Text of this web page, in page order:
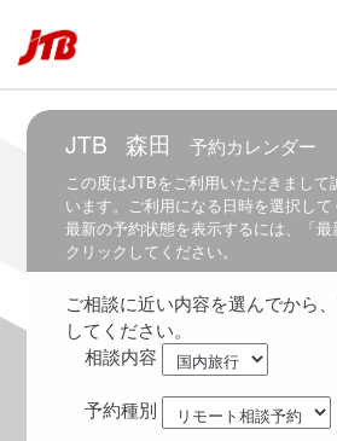
JTB 森田 予約カレンダー
この度はJTBをご利用いただきまし
います。ご利用になる日時を選択して
最新の予約状態を表示するには、「
クリックしてください。
ご相談に近い内容を選んでから
してください。
相談内容
予約種別
～
6:00
6:00
～
6:30
6:30
～
7:00
7:00
7:30
7:30